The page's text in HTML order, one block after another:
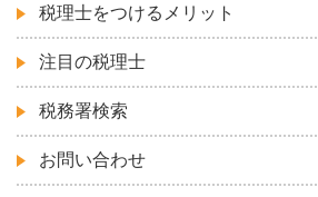
税理士をつけるメリット
注目の税理士
税務署検索
お問い合わせ